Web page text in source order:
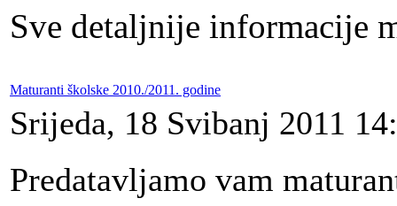
Sve detaljnije informacije
Maturanti školske 2010./2011. godine
Srijeda, 18 Svibanj 2011
Predatavljamo vam